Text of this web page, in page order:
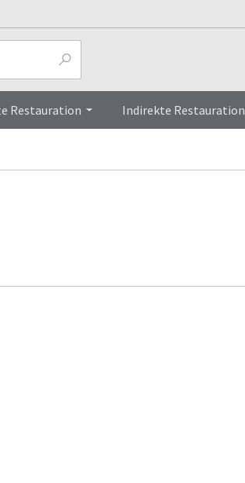
Restauration Indirekte Restauration